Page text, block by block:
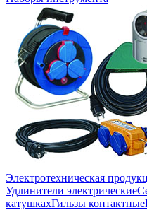
Электротехническая
Удлинители электрические
катушкахГильзы контактные